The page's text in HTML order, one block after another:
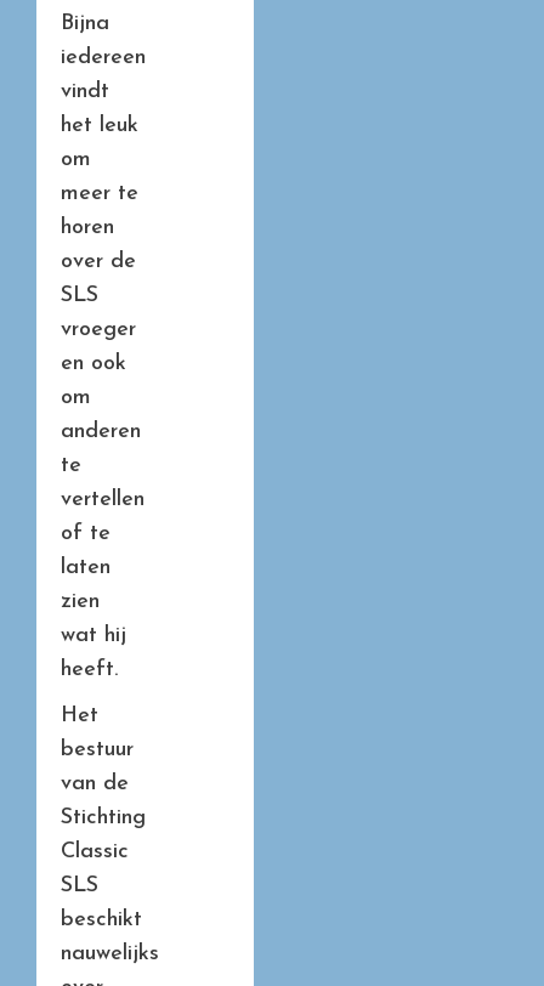
Bijna
iedereen
vindt
het leuk
om
meer te
horen
over de
SLS
vroeger
en ook
om
anderen
te
vertellen
of te
laten
zien
wat hij
heeft.
Het
bestuur
van de
Stichting
Classic
SLS
beschikt
nauwelijks